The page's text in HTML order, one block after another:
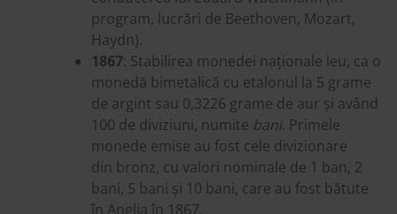
program, lucrări de Beethoven, Mozart,
Haydn).
1867: Stabilirea monedei naționale leu, ca o
monedă bimetalică cu etalonul la 5 grame
de argint sau 0,3226 grame de aur și având
100 de diviziuni, numite bani. Primele
monede emise au fost cele divizionare
din bronz, cu valori nominale de 1 ban, 2
bani, 5 bani și 10 bani, care au fost bătute
în Anglia în 1867.